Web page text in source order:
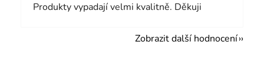
Produkty vypadají velmi kvalitně. Děkuji
Zobrazit další hodnocení